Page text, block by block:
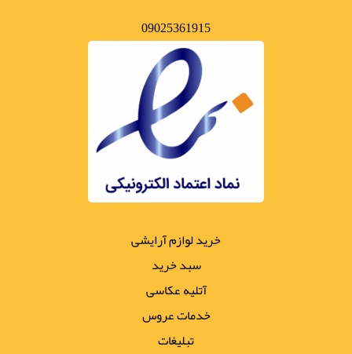
09025361915
خرید لوازم آرایشی
سبد خرید
آتلیه عکاسی
خدمات عروس
تبلیغات